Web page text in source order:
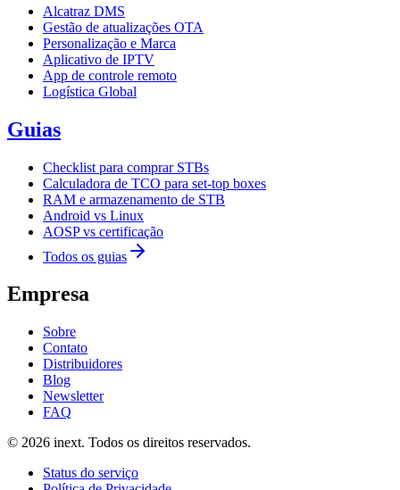
Alcatraz DMS
Gestão de atualizações OTA
Personalização e Marca
Aplicativo de IPTV
App de controle remoto
Logística Global
Guias
Checklist para comprar STBs
Calculadora de TCO para set-top boxes
RAM e armazenamento de STB
Android vs Linux
AOSP vs certificação
Todos os guias
Empresa
Sobre
Contato
Distribuidores
Blog
Newsletter
FAQ
© 2026 inext. Todos os direitos reservados.
Status do serviço